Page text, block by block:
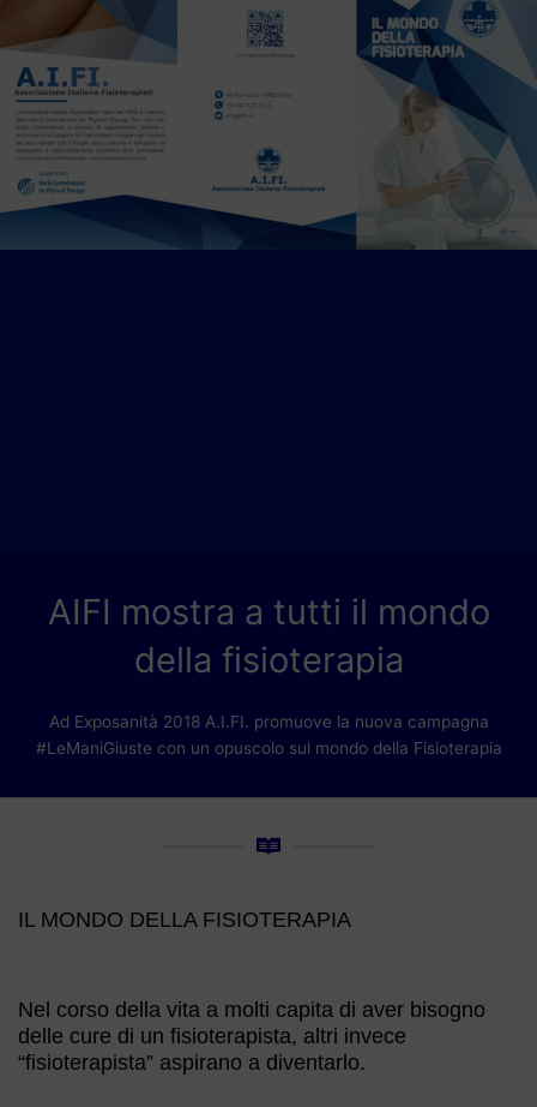
AIFI mostra a tutti il mondo
della fisioterapia
Ad Exposanità 2018 A.I.FI. promuove la nuova campagna
#LeManiGiuste con un opuscolo sul mondo della Fisioterapia
IL MONDO DELLA FISIOTERAPIA
Nel corso della vita a molti capita di aver bisogno
delle cure di un fisioterapista, altri invece
“fisioterapista” aspirano a diventarlo.